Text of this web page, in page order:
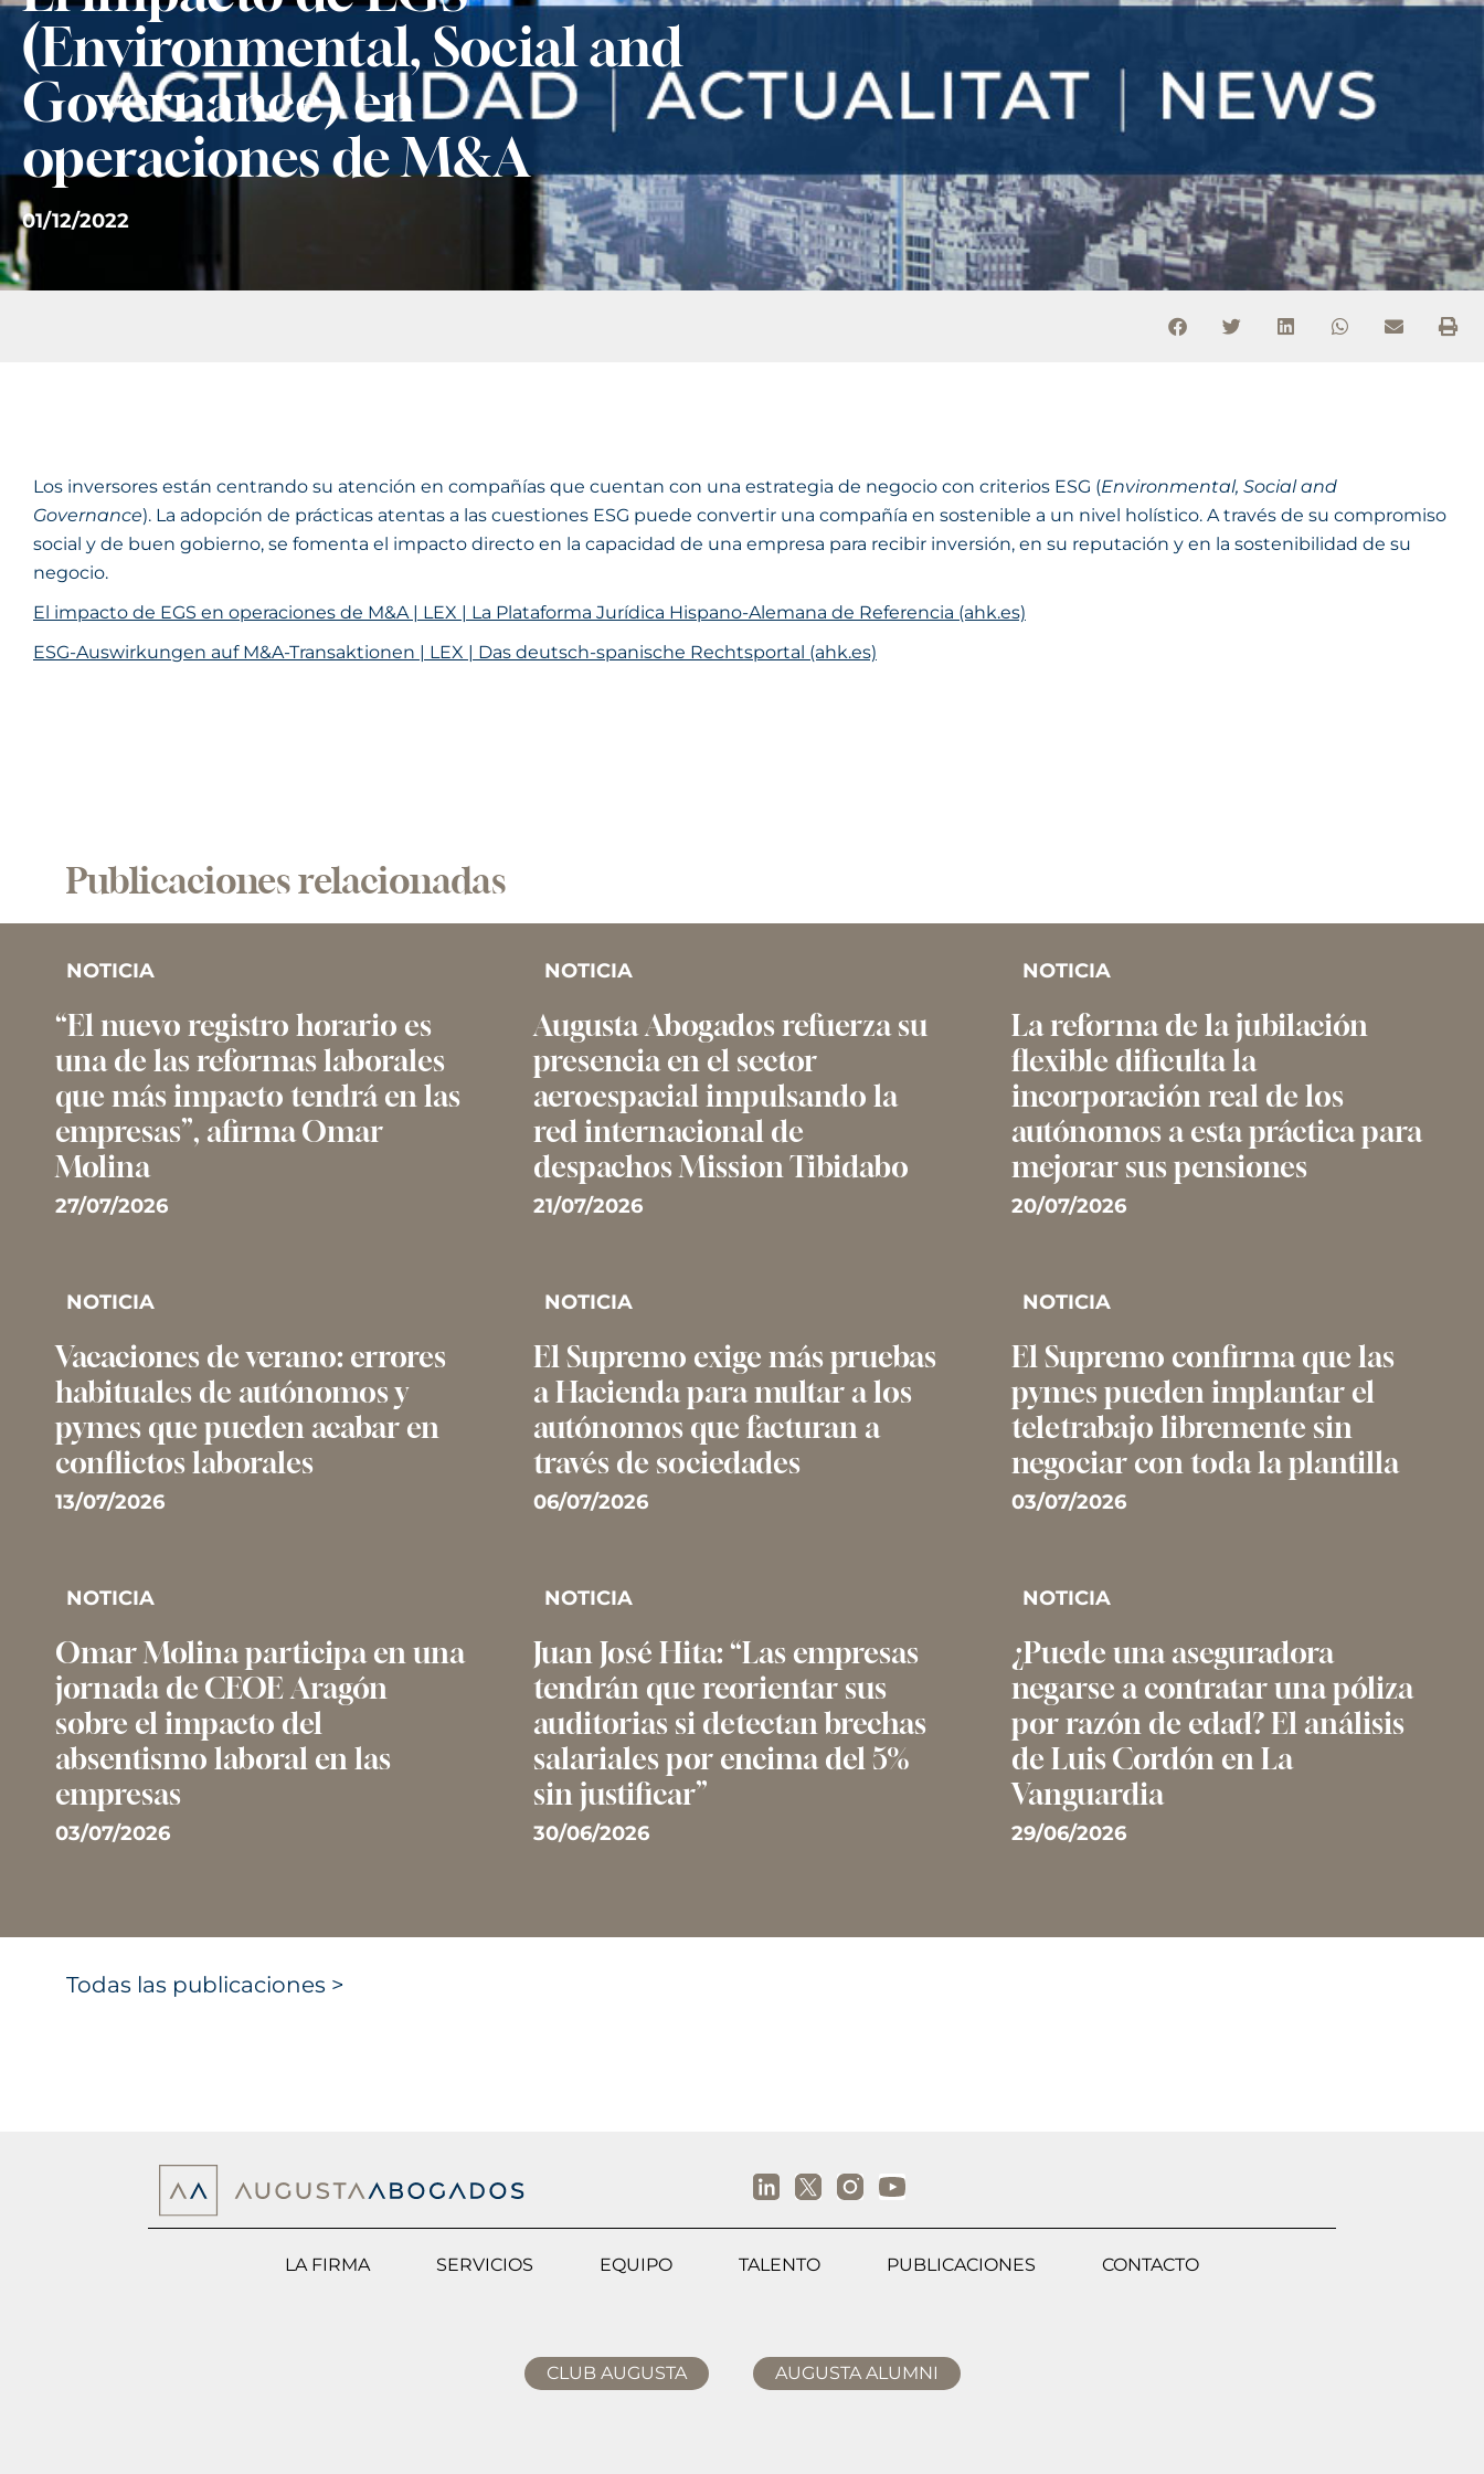
(Environmental, Social and
Governance) en
operaciones de M&A
01/12/2022
Los inversores están centrando su atención en compañías que cuentan con una estrategia de negocio con criterios ESG (Environmental, Social and
Governance). La adopción de prácticas atentas a las cuestiones ESG puede convertir una compañía en sostenible a un nivel holístico. A través de su compromiso
social y de buen gobierno, se fomenta el impacto directo en la capacidad de una empresa para recibir inversión, en su reputación y en la sostenibilidad de su
negocio.
El impacto de EGS en operaciones de M&A | LEX | La Plataforma Jurídica Hispano-Alemana de Referencia (ahk.es)
ESG-Auswirkungen auf M&A-Transaktionen | LEX | Das deutsch-spanische Rechtsportal (ahk.es)
Publicaciones relacionadas
NOTICIA
“El nuevo registro horario es
una de las reformas laborales
que más impacto tendrá en las
empresas”, afirma Omar
Molina
27/07/2026
NOTICIA
Augusta Abogados refuerza su
presencia en el sector
aeroespacial impulsando la
red internacional de
despachos Mission Tibidabo
21/07/2026
NOTICIA
La reforma de la jubilación
flexible dificulta la
incorporación real de los
autónomos a esta práctica para
mejorar sus pensiones
20/07/2026
NOTICIA
Vacaciones de verano: errores
habituales de autónomos y
pymes que pueden acabar en
conflictos laborales
13/07/2026
NOTICIA
El Supremo exige más pruebas
a Hacienda para multar a los
autónomos que facturan a
través de sociedades
06/07/2026
NOTICIA
El Supremo confirma que las
pymes pueden implantar el
teletrabajo libremente sin
negociar con toda la plantilla
03/07/2026
NOTICIA
Omar Molina participa en una
jornada de CEOE Aragón
sobre el impacto del
absentismo laboral en las
empresas
03/07/2026
NOTICIA
Juan José Hita: “Las empresas
tendrán que reorientar sus
auditorias si detectan brechas
salariales por encima del 5%
sin justificar”
30/06/2026
NOTICIA
¿Puede una aseguradora
negarse a contratar una póliza
por razón de edad? El análisis
de Luis Cordón en La
Vanguardia
29/06/2026
Todas las publicaciones >
LA FIRMA SERVICIOS EQUIPO TALENTO PUBLICACIONES CONTACTO
CLUB AUGUSTA AUGUSTA ALUMNI